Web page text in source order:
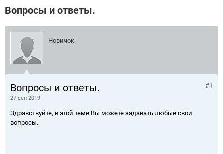
Вопросы и ответы.
Новичок
Вопросы и ответы.
27 сен 2019
#1
Здравствуйте, в этой теме Вы можете задавать любые свои
вопросы.